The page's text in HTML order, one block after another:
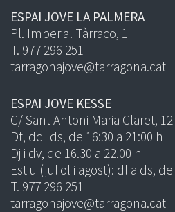
ESPAI JOVE LA PALMERA
Pl. Imperial Tàrraco, 1
T. 977 296 251
tarragonajove@tarragona.cat
ESPAI JOVE KESSE
C/ Sant Antoni Maria Claret,
Dt, dc i ds, de 16:30 a 21:00 h
Dj i dv, de 16.30 a 22.00 h
Estiu (juliol i agost): dl a ds, de
T. 977 296 251
tarragonajove@tarragona.cat